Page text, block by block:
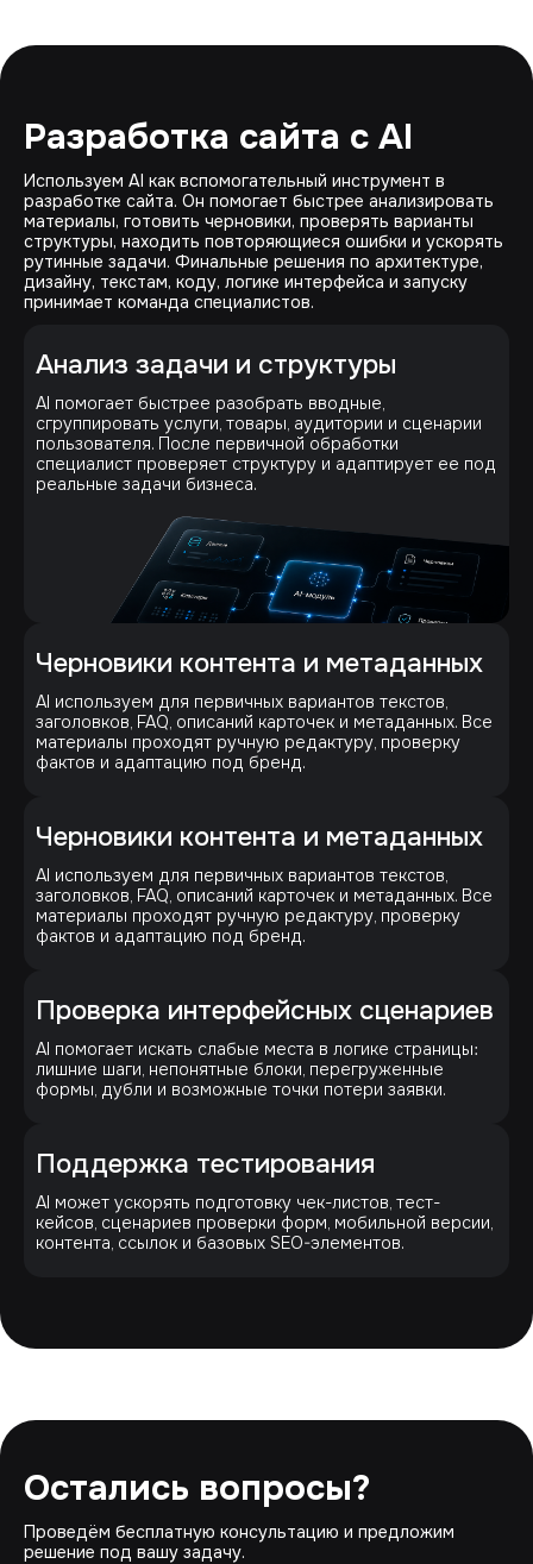
Разработка сайта с AI
Используем AI как вспомогательный инструмент в
разработке сайта. Он помогает быстрее анализировать
материалы, готовить черновики, проверять варианты
структуры, находить повторяющиеся ошибки и ускорять
рутинные задачи. Финальные решения по архитектуре,
дизайну, текстам, коду, логике интерфейса и запуску
принимает команда специалистов.
Анализ задачи и структуры
AI помогает быстрее разобрать вводные,
сгруппировать услуги, товары, аудитории и сценарии
пользователя. После первичной обработки
специалист проверяет структуру и адаптирует ее под
реальные задачи бизнеса.
Черновики контента и метаданных
AI используем для первичных вариантов текстов,
заголовков, FAQ, описаний карточек и метаданных. Все
материалы проходят ручную редактуру, проверку
фактов и адаптацию под бренд.
Черновики контента и метаданных
AI используем для первичных вариантов текстов,
заголовков, FAQ, описаний карточек и метаданных. Все
материалы проходят ручную редактуру, проверку
фактов и адаптацию под бренд.
Проверка интерфейсных сценариев
AI помогает искать слабые места в логике страницы:
лишние шаги, непонятные блоки, перегруженные
формы, дубли и возможные точки потери заявки.
Поддержка тестирования
AI может ускорять подготовку чек-листов, тест-
кейсов, сценариев проверки форм, мобильной версии,
контента, ссылок и базовых SEO-элементов.
Остались вопросы?
Проведём бесплатную консультацию и предложим
решение под вашу задачу.